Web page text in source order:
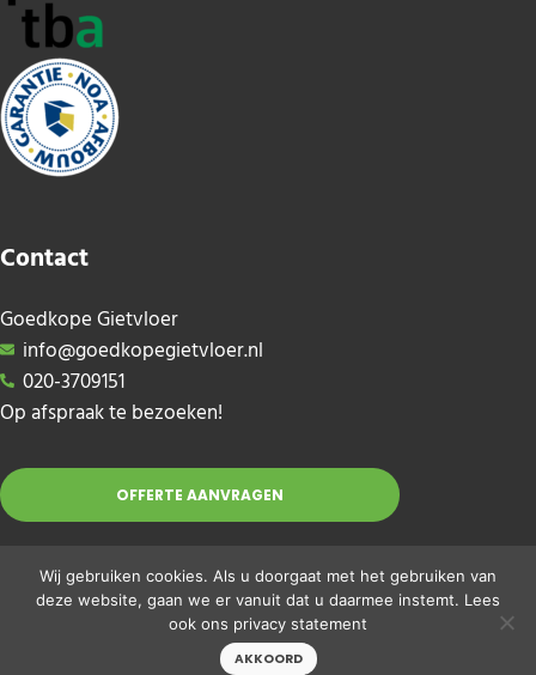
Contact
Goedkope Gietvloer
info@goedkopegietvloer.nl
020-3709151
Op afspraak te bezoeken!
OFFERTE AANVRAGEN
Wij gebruiken cookies. Als u doorgaat met het gebruiken van
deze website, gaan we er vanuit dat u daarmee instemt. Lees
ook ons privacy statement
AKKOORD